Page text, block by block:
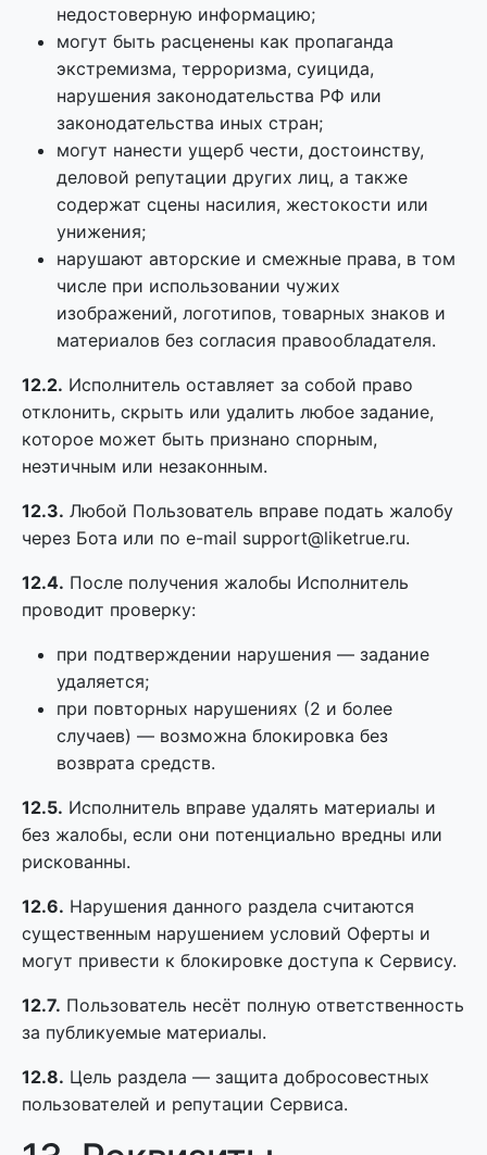
недостоверную информацию;
могут быть расценены как пропаганда
экстремизма, терроризма, суицида,
нарушения законодательства РФ или
законодательства иных стран;
могут нанести ущерб чести, достоинству,
деловой репутации других лиц, а также
содержат сцены насилия, жестокости или
унижения;
нарушают авторские и смежные права, в том
числе при использовании чужих
изображений, логотипов, товарных знаков и
материалов без согласия правообладателя.
12.2. Исполнитель оставляет за собой право
отклонить, скрыть или удалить любое задание,
которое может быть признано спорным,
неэтичным или незаконным.
12.3. Любой Пользователь вправе подать жалобу
через Бота или по e-mail support@liketrue.ru.
12.4. После получения жалобы Исполнитель
проводит проверку:
при подтверждении нарушения — задание
удаляется;
при повторных нарушениях (2 и более
случаев) — возможна блокировка без
возврата средств.
12.5. Исполнитель вправе удалять материалы и
без жалобы, если они потенциально вредны или
рискованны.
12.6. Нарушения данного раздела считаются
существенным нарушением условий Оферты и
могут привести к блокировке доступа к Сервису.
12.7. Пользователь несёт полную ответственность
за публикуемые материалы.
12.8. Цель раздела — защита добросовестных
пользователей и репутации Сервиса.